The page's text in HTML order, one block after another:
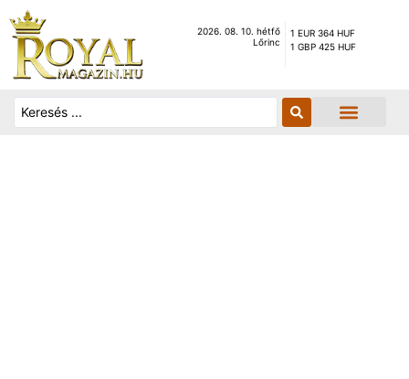
2026. 08. 10. hétfő
Lőrinc
1 EUR 364 HUF
1 GBP 425 HUF